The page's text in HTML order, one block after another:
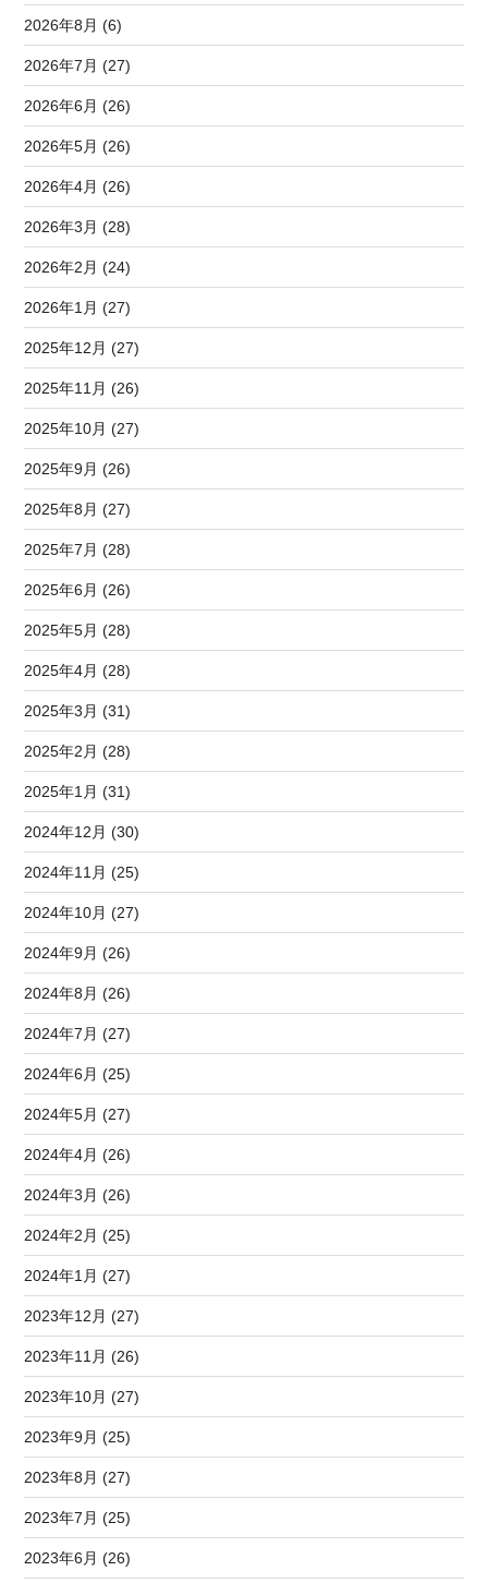
2026年8月 (6)
2026年7月 (27)
2026年6月 (26)
2026年5月 (26)
2026年4月 (26)
2026年3月 (28)
2026年2月 (24)
2026年1月 (27)
2025年12月 (27)
2025年11月 (26)
2025年10月 (27)
2025年9月 (26)
2025年8月 (27)
2025年7月 (28)
2025年6月 (26)
2025年5月 (28)
2025年4月 (28)
2025年3月 (31)
2025年2月 (28)
2025年1月 (31)
2024年12月 (30)
2024年11月 (25)
2024年10月 (27)
2024年9月 (26)
2024年8月 (26)
2024年7月 (27)
2024年6月 (25)
2024年5月 (27)
2024年4月 (26)
2024年3月 (26)
2024年2月 (25)
2024年1月 (27)
2023年12月 (27)
2023年11月 (26)
2023年10月 (27)
2023年9月 (25)
2023年8月 (27)
2023年7月 (25)
2023年6月 (26)